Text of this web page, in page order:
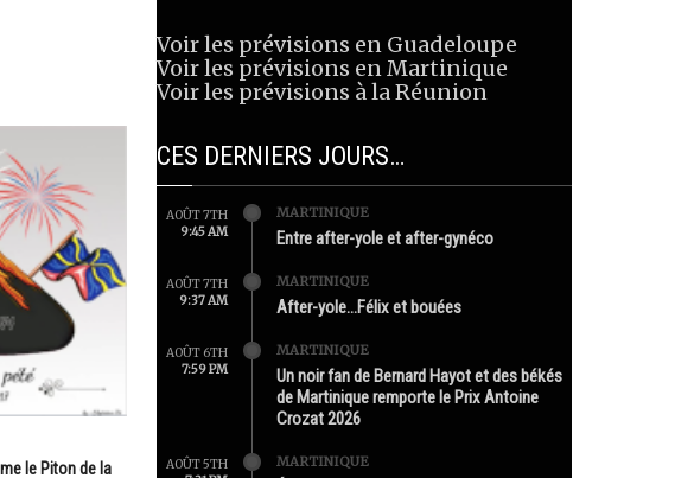
le Piton de la
Voir les prévisions en Guadeloupe
Voir les prévisions en Martinique
Voir les prévisions à la Réunion
CES DERNIERS JOURS…
AOÛT 7TH
9:45 AM
MARTINIQUE
Entre after-yole et after-gynéco
AOÛT 7TH
9:37 AM
MARTINIQUE
After-yole…Félix et bouées
AOÛT 6TH
7:59 PM
MARTINIQUE
Un noir fan de Bernard Hayot et des békés
de Martinique remporte le Prix Antoine
Crozat 2026
AOÛT 5TH
MARTINIQUE